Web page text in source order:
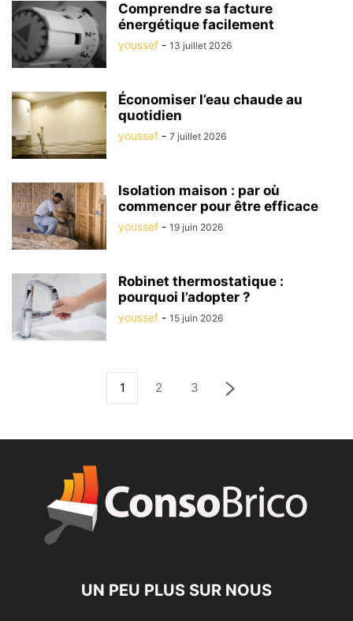
Comprendre sa facture
énergétique facilement
youssef - 13 juillet 2026
Économiser l’eau chaude au
quotidien
youssef - 7 juillet 2026
Isolation maison : par où
commencer pour être efficace
youssef - 19 juin 2026
Robinet thermostatique :
pourquoi l’adopter ?
youssef - 15 juin 2026
1 2 3
UN PEU PLUS SUR NOUS